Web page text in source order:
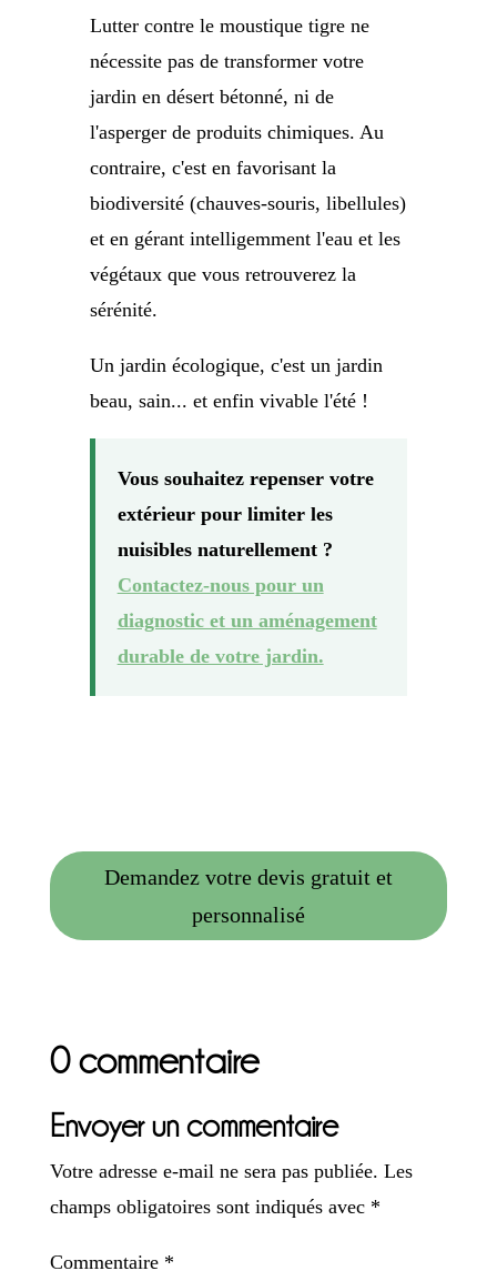
Lutter contre le moustique tigre ne
nécessite pas de transformer votre
jardin en désert bétonné, ni de
l'asperger de produits chimiques. Au
contraire, c'est en favorisant la
biodiversité (chauves-souris, libellules)
et en gérant intelligemment l'eau et les
végétaux que vous retrouverez la
sérénité.
Un jardin écologique, c'est un jardin
beau, sain... et enfin vivable l'été !
Vous souhaitez repenser votre
extérieur pour limiter les
nuisibles naturellement ?
Contactez-nous pour un
diagnostic et un aménagement
durable de votre jardin.
Demandez votre devis gratuit et
personnalisé
0 commentaire
Envoyer un commentaire
Votre adresse e-mail ne sera pas publiée. Les
champs obligatoires sont indiqués avec *
Commentaire *